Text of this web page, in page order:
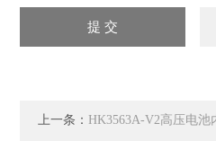
上一条： HK3563A-V2高压电池